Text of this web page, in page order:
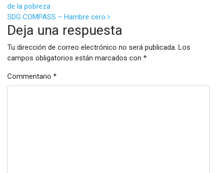
de la pobreza
SDG COMPASS – Hambre cero
Deja una respuesta
Tu dirección de correo electrónico no será publicada. Los
campos obligatorios están marcados con *
Commentario *